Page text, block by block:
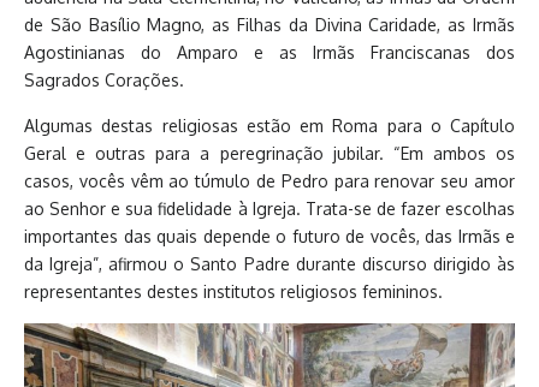
de São Basílio Magno, as Filhas da Divina Caridade, as Irmãs
Agostinianas do Amparo e as Irmãs Franciscanas dos
Sagrados Corações.
Algumas destas religiosas estão em Roma para o Capítulo
Geral e outras para a peregrinação jubilar. “Em ambos os
casos, vocês vêm ao túmulo de Pedro para renovar seu amor
ao Senhor e sua fidelidade à Igreja. Trata-se de fazer escolhas
importantes das quais depende o futuro de vocês, das Irmãs e
da Igreja”, afirmou o Santo Padre durante discurso dirigido às
representantes destes institutos religiosos femininos.